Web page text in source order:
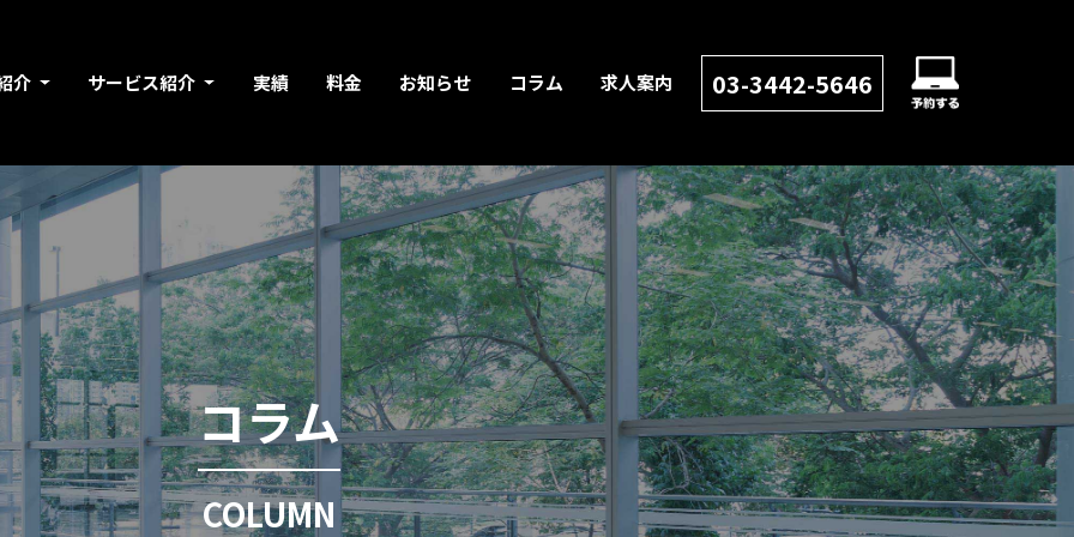
介 サービス紹介 実績 料金 お知らせ コラム 求人案内 03-3442-5646
コラム
COLUMN